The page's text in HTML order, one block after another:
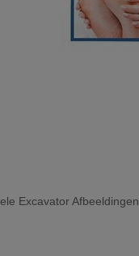
Excavator Afbeeldingen